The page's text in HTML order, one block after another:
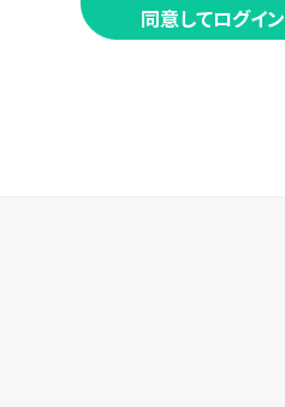
同意してログイン